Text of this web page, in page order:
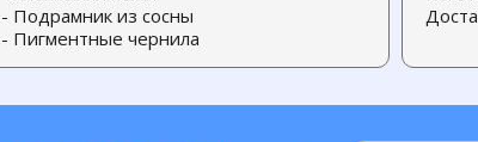
- Подрамник из сосны
- Пигментные чернила